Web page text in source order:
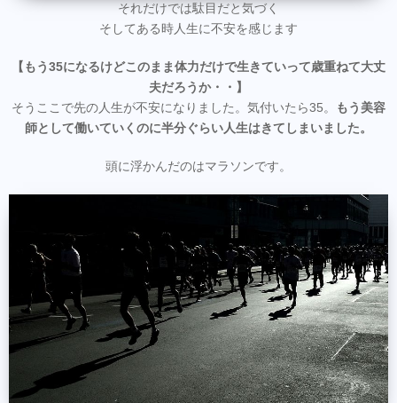
それだけでは駄目だと気づく
そしてある時人生に不安を感じます
【もう35になるけどこのまま体力だけで生きていって歳重ねて大丈
夫だろうか・・】
そうここで先の人生が不安になりました。気付いたら35。
もう美容
師として働いていくのに半分ぐらい人生はきてしまいました。
頭に浮かんだのはマラソンです。